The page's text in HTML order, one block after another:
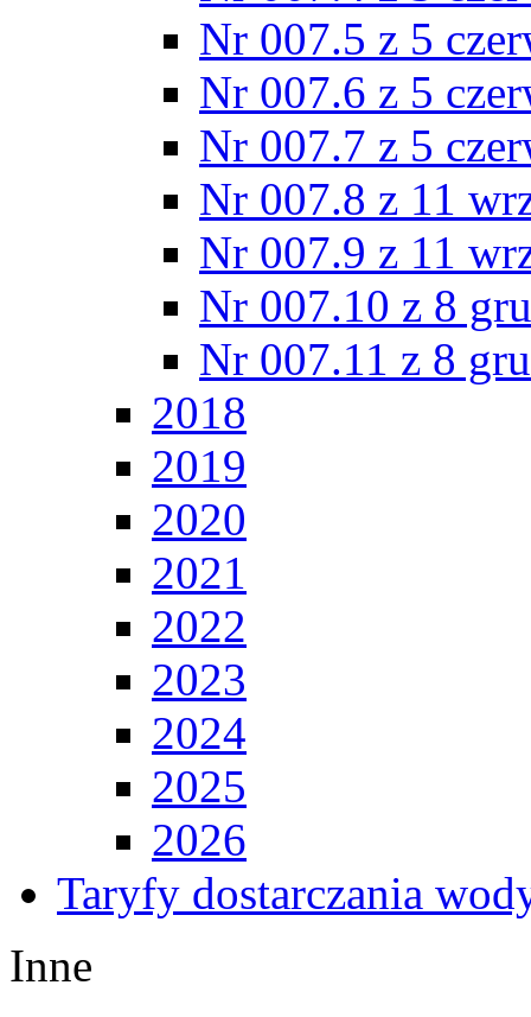
Nr 007.5 z 5
Nr 007.6 z 5
Nr 007.7 z 5
Nr 007.8 z 11
Nr 007.9 z 11
Nr 007.10 z 8
Nr 007.11 z 8
2018
2019
2020
2021
2022
2023
2024
2025
2026
Taryfy dostarczania
Inne